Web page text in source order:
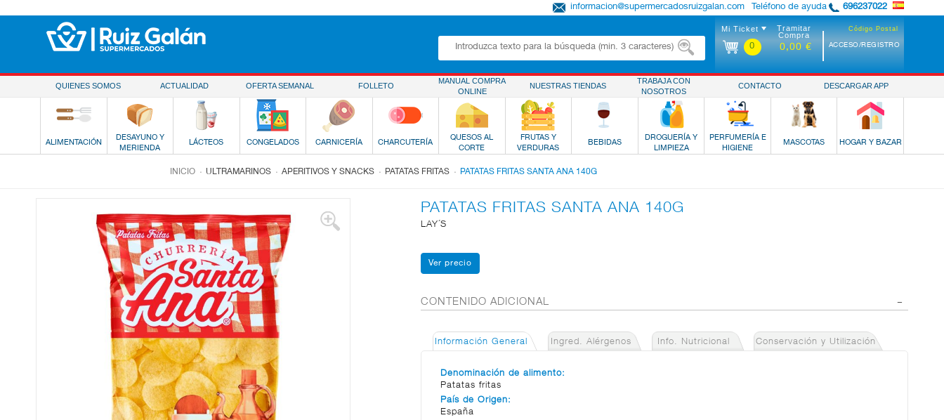
Teléfono de ayuda 696237022
informacion@supermercadosruizgalan.com
Código Postal
ACCESO/REGISTRO
Mi Ticket
0
Tramitar
Compra
0,00 €
QUIENES SOMOS ACTUALIDAD OFERTA SEMANAL FOLLETO
MANUAL COMPRA
ONLINE
NUESTRAS TIENDAS
TRABAJA CON
NOSOTROS
CONTACTO DESCARGAR APP
ALIMENTACIÓN
DESAYUNO Y
MERIENDA
LÁCTEOS CONGELADOS CARNICERÍA CHARCUTERÍA
QUESOS AL
CORTE
FRUTAS Y
VERDURAS
BEBIDAS
DROGUERÍA Y
LIMPIEZA
PERFUMERÍA E
HIGIENE
MASCOTAS HOGAR Y BAZAR
INICIO . ULTRAMARINOS . APERITIVOS Y SNACKS . PATATAS FRITAS . PATATAS FRITAS SANTA ANA 140G
PATATAS FRITAS SANTA ANA 140G
LAY´S
CONTENIDO ADICIONAL
Información General Ingred. Alérgenos Info. Nutricional Conservación y Utilización
Denominación de alimento:
Patatas fritas
País de Origen:
España